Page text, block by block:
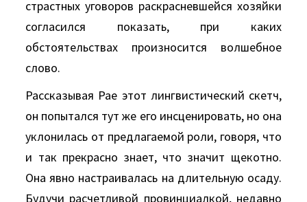
страстных уговоров раскрасневшейся хозяйки
согласился показать, при каких
обстоятельствах произносится волшебное
слово.
Рассказывая Рае этот лингвистический скетч,
он попытался тут же его инсценировать, но она
уклонилась от предлагаемой роли, говоря, что
и так прекрасно знает, что значит щекотно.
Она явно настраивалась на длительную осаду.
Будучи расчетливой провинциалкой, недавно